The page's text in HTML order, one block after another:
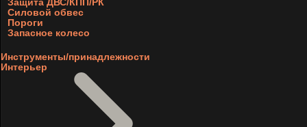
Силовой обвес
Пороги
Запасное колесо
Инструменты/принадлежности
Интерьер